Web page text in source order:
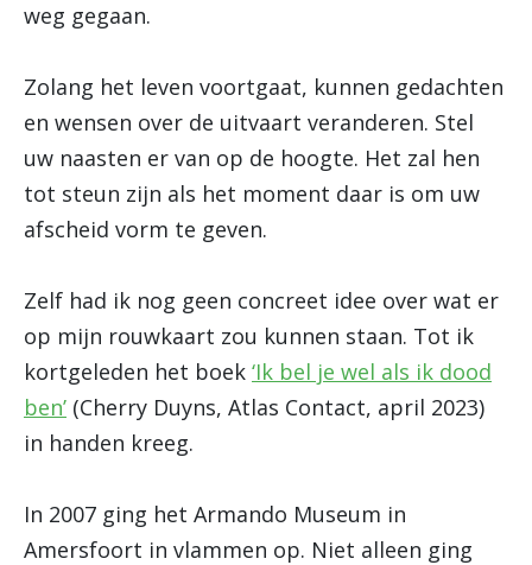
weg gegaan.
Zolang het leven voortgaat, kunnen gedachten
en wensen over de uitvaart veranderen. Stel
uw naasten er van op de hoogte. Het zal hen
tot steun zijn als het moment daar is om uw
afscheid vorm te geven.
Zelf had ik nog geen concreet idee over wat er
op mijn rouwkaart zou kunnen staan. Tot ik
kortgeleden het boek ‘Ik bel je wel als ik dood
ben’ (Cherry Duyns, Atlas Contact, april 2023)
in handen kreeg.
In 2007 ging het Armando Museum in
Amersfoort in vlammen op. Niet alleen ging